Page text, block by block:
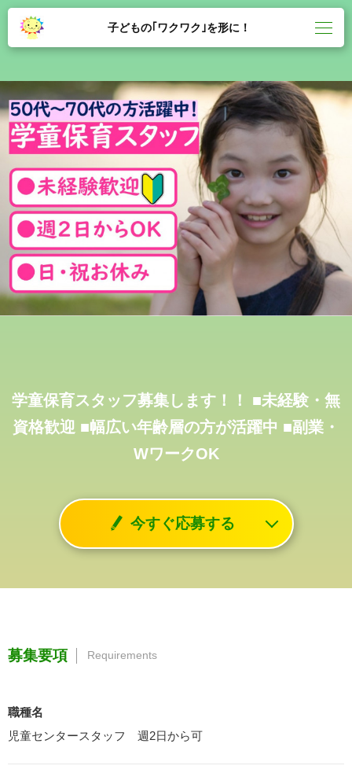
子どもの｢ワクワク｣を形に！
学童保育スタッフ募集します！！
■未経験・無
資格歓迎 ■幅広い年齢層の方が活躍中 ■副業・
WワークOK
今すぐ応募する
募集要項 Requirements
職種名
児童センタースタッフ 週2日から可